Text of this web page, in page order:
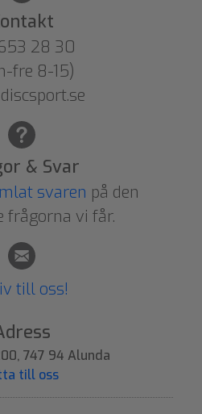
28 30
fre 8-15)
& Svar
svaren på den
frågorna vi får.
till oss!
747 94 Alunda
till oss